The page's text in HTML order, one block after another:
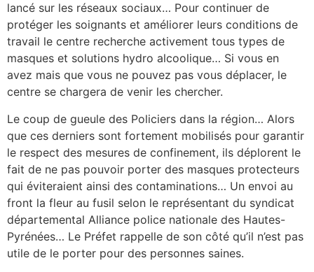
lancé sur les réseaux sociaux… Pour continuer de
protéger les soignants et améliorer leurs conditions de
travail le centre recherche activement tous types de
masques et solutions hydro alcoolique… Si vous en
avez mais que vous ne pouvez pas vous déplacer, le
centre se chargera de venir les chercher.
Le coup de gueule des Policiers dans la région… Alors
que ces derniers sont fortement mobilisés pour garantir
le respect des mesures de confinement, ils déplorent le
fait de ne pas pouvoir porter des masques protecteurs
qui éviteraient ainsi des contaminations… Un envoi au
front la fleur au fusil selon le représentant du syndicat
départemental Alliance police nationale des Hautes-
Pyrénées… Le Préfet rappelle de son côté qu’il n’est pas
utile de le porter pour des personnes saines.